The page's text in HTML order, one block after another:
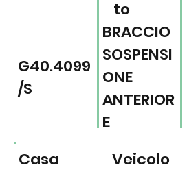
to
BRACCIO
SOSPENSI
ONE
ANTERIOR
E
G40.4099
/S
Veicolo
Casa